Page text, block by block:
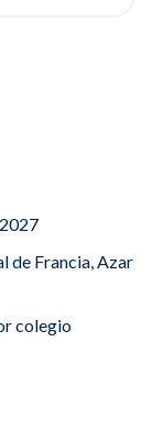
de Francia, Azar
colegio